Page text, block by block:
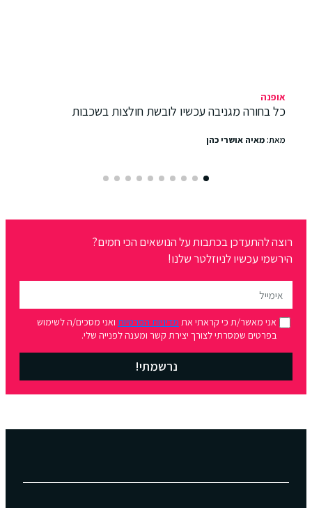
אופנה
כל בחורה מגניבה עכשיו לובשת חולצות בשכבות
מאת:מאיה אושרי כהן
רוצה להתעדכן בכתבות על הנושאים הכי חמים?
הירשמי עכשיו לניוזלטר שלנו!
אני מאשר/ת כי קראתי אתמדיניות הפרטיותואני מסכים/ה לשימוש
בפרטים שמסרתי לצורך יצירת קשר ומענה לפנייה שלי.
נרשמתי!